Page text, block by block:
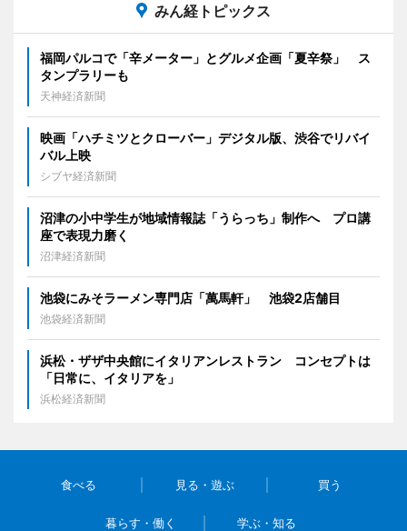
みん経トピックス
福岡パルコで「辛メーター」とグルメ企画「夏辛祭」 ス
タンプラリーも
天神経済新聞
映画「ハチミツとクローバー」デジタル版、渋谷でリバイ
バル上映
シブヤ経済新聞
沼津の小中学生が地域情報誌「うらっち」制作へ プロ講
座で表現力磨く
沼津経済新聞
池袋にみそラーメン専門店「萬馬軒」 池袋2店舗目
池袋経済新聞
浜松・ザザ中央館にイタリアンレストラン コンセプトは
「日常に、イタリアを」
浜松経済新聞
食べる 見る・遊ぶ 買う
暮らす・働く 学ぶ・知る